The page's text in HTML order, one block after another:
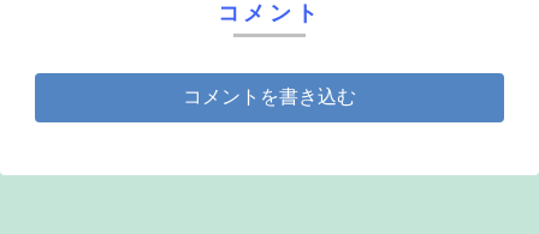
コメント
コメントを書き込む